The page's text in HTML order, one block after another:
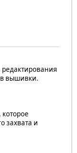
вышивки.
захвата и